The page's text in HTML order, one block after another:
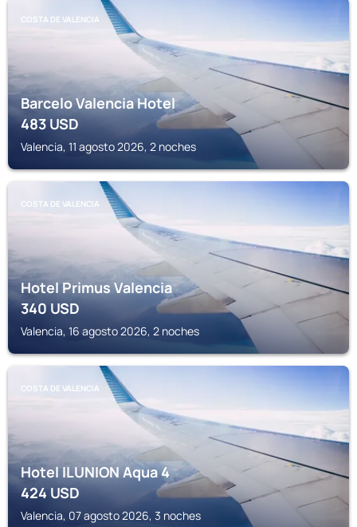
COSTA DE VALENCIA
Barcelo Valencia Hotel
483USD
Valencia, 11 agosto 2026, 2 noches
COSTA DE VALENCIA
Hotel Primus Valencia
340USD
Valencia, 16 agosto 2026, 2 noches
COSTA DE VALENCIA
Hotel ILUNION Aqua 4
424USD
Valencia, 07 agosto 2026, 3 noches